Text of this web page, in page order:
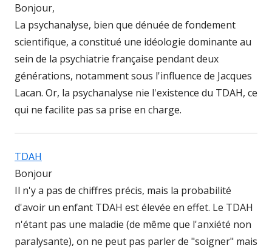
Bonjour,
La psychanalyse, bien que dénuée de fondement
scientifique, a constitué une idéologie dominante au
sein de la psychiatrie française pendant deux
générations, notamment sous l'influence de Jacques
Lacan. Or, la psychanalyse nie l'existence du TDAH, ce
qui ne facilite pas sa prise en charge.
TDAH
Bonjour
Il n'y a pas de chiffres précis, mais la probabilité
d'avoir un enfant TDAH est élevée en effet. Le TDAH
n'étant pas une maladie (de même que l'anxiété non
paralysante), on ne peut pas parler de "soigner" mais